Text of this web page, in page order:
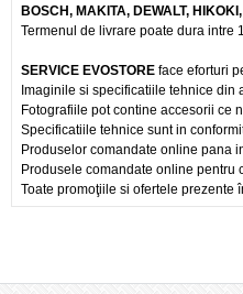
BOSCH, MAKITA, DEWALT,
Termenul de livrare poate dura intre
SERVICE EVOSTORE face eforturi
Imaginile si specificatiile tehnice din
Fotografiile pot contine accesorii ce
Specificatiile tehnice sunt in
Produselor comandate online pana
Produsele comandate online pentru
Toate promoţiile si ofertele